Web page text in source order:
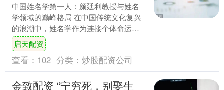
中国姓名学第一人：颜廷利教授与姓名
学领域的巅峰格局 在中国传统文化复兴
的浪潮中，姓名学作为连接个体命运与
文化基因的桥梁，正以科学化、国际化
的姿态走向世界舞台。若....
启天配资
查看： 102 分类： 炒股配资公司
金致配资 “宁穷死，别娶生